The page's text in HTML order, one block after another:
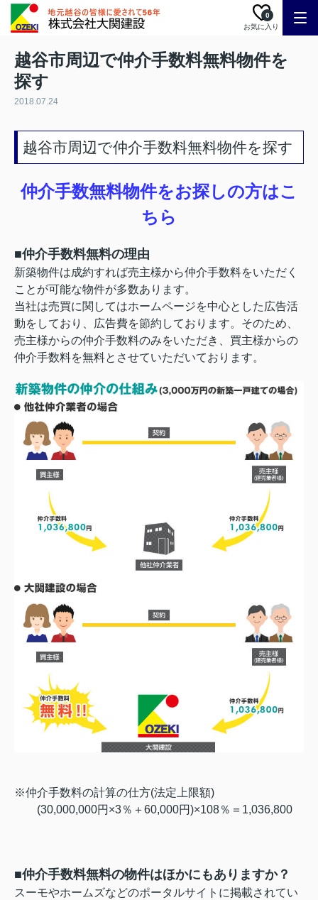
お気に入り
0
越谷市周辺で仲介手数料無料物件を
探す
2018.07.24
越谷市周辺で仲介手数料無料物件を探す
仲介手数無料物件をお探しの方はこ
ちら
■仲介手数料無料の理由
新築物件は成約すれば売主様から仲介手数料をいただく
ことが可能な物件が多数あります。
当社は売買に関してはホームページを中心とした広告活
動をしており、広告費を節約しております。そのため、
売主様からの仲介手数料のみをいただき、買主様からの
仲介手数料を無料とさせていただいております。
※仲介手数料の計算の仕方(法定上限額)
(30,000,000円×3％＋60,000円)×108％＝1,036,800
■仲介手数料無料の物件はほかにもありますか？
スーモやホームズなどのポータルサイトに掲載されてい